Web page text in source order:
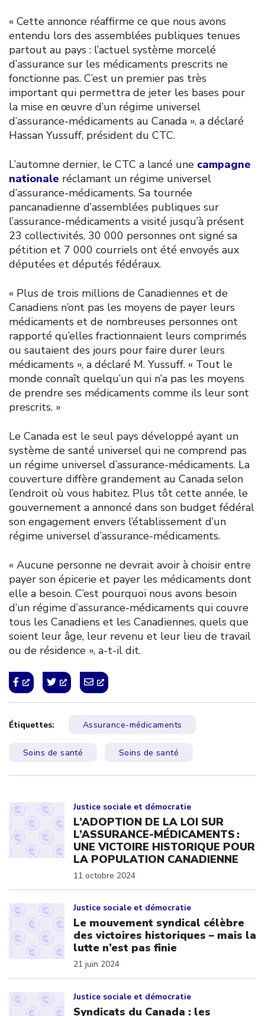
« Cette annonce réaffirme ce que nous avons
entendu lors des assemblées publiques tenues
partout au pays : l’actuel système morcelé
d’assurance sur les médicaments prescrits ne
fonctionne pas. C’est un premier pas très
important qui permettra de jeter les bases pour
la mise en œuvre d’un régime universel
d’assurance-médicaments au Canada », a déclaré
Hassan Yussuff, président du CTC.
L’automne dernier, le CTC a lancé une campagne
nationale réclamant un régime universel
d’assurance-médicaments. Sa tournée
pancanadienne d’assemblées publiques sur
l’assurance-médicaments a visité jusqu’à présent
23 collectivités, 30 000 personnes ont signé sa
pétition et 7 000 courriels ont été envoyés aux
députées et députés fédéraux.
« Plus de trois millions de Canadiennes et de
Canadiens n’ont pas les moyens de payer leurs
médicaments et de nombreuses personnes ont
rapporté qu’elles fractionnaient leurs comprimés
ou sautaient des jours pour faire durer leurs
médicaments », a déclaré M. Yussuff. « Tout le
monde connaît quelqu’un qui n’a pas les moyens
de prendre ses médicaments comme ils leur sont
prescrits. »
Le Canada est le seul pays développé ayant un
système de santé universel qui ne comprend pas
un régime universel d’assurance-médicaments. La
couverture diffère grandement au Canada selon
l’endroit où vous habitez. Plus tôt cette année, le
gouvernement a annoncé dans son budget fédéral
son engagement envers l’établissement d’un
régime universel d’assurance-médicaments.
« Aucune personne ne devrait avoir à choisir entre
payer son épicerie et payer les médicaments dont
elle a besoin. C’est pourquoi nous avons besoin
d’un régime d’assurance-médicaments qui couvre
tous les Canadiens et les Canadiennes, quels que
soient leur âge, leur revenu et leur lieu de travail
ou de résidence », a-t-il dit.
Étiquettes: Assurance-médicaments
Soins de santé Soins de santé
Justice sociale et démocratie
L’ADOPTION DE LA LOI SUR
L’ASSURANCE-MÉDICAMENTS :
UNE VICTOIRE HISTORIQUE POUR
LA POPULATION CANADIENNE
11 octobre 2024
Justice sociale et démocratie
Le mouvement syndical célèbre
des victoires historiques – mais la
lutte n’est pas finie
21 juin 2024
Justice sociale et démocratie
Syndicats du Canada : les